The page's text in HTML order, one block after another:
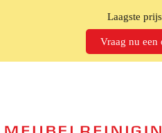
Laagste
Vraag nu een